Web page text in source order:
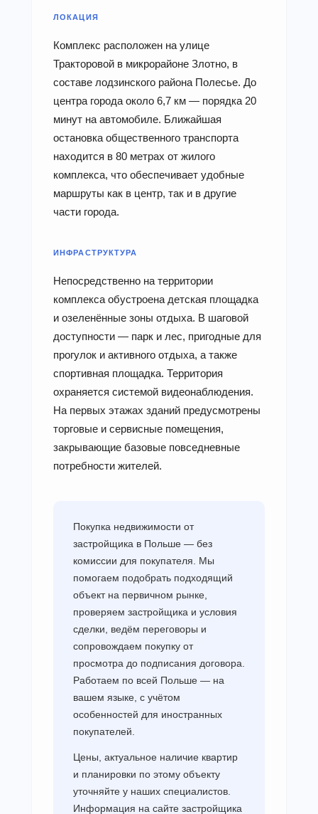
ЛОКАЦИЯ
Комплекс расположен на улице
Тракторовой в микрорайоне Злотно, в
составе лодзинского района Полесье. До
центра города около 6,7 км — порядка 20
минут на автомобиле. Ближайшая
остановка общественного транспорта
находится в 80 метрах от жилого
комплекса, что обеспечивает удобные
маршруты как в центр, так и в другие
части города.
ИНФРАСТРУКТУРА
Непосредственно на территории
комплекса обустроена детская площадка
и озеленённые зоны отдыха. В шаговой
доступности — парк и лес, пригодные для
прогулок и активного отдыха, а также
спортивная площадка. Территория
охраняется системой видеонаблюдения.
На первых этажах зданий предусмотрены
торговые и сервисные помещения,
закрывающие базовые повседневные
потребности жителей.
Покупка недвижимости от
застройщика в Польше — без
комиссии для покупателя. Мы
помогаем подобрать подходящий
объект на первичном рынке,
проверяем застройщика и условия
сделки, ведём переговоры и
сопровождаем покупку от
просмотра до подписания договора.
Работаем по всей Польше — на
вашем языке, с учётом
особенностей для иностранных
покупателей.
Цены, актуальное наличие квартир
и планировки по этому объекту
уточняйте у наших специалистов.
Информация на сайте застройщика